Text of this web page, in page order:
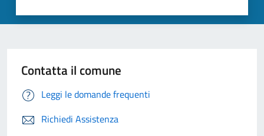
Contatta il comune
Leggi le domande frequenti
Richiedi Assistenza